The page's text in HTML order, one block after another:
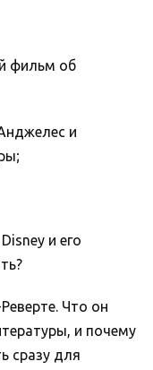
фильм об
и
и его
Что он
и почему
сразу для